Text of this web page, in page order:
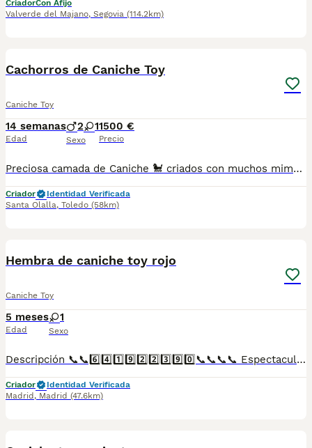
CriadorCon Afijo
Valverde del Majano, Segovia (114.2km)
Cachorros de Caniche Toy
Caniche Toy
14 semanas
Edad
2 1
Sexo
1500 €
Precio
Preciosa camada de Caniche 🐩 criados con muchos mimos y atenciones bajo supervisión de nuestros veterinarios. Se entregan con vacunación correspondiente a su edad desparasitados interna y externamente, chip ...ofrecemos asesoramiento para encontrar tu cachorro ideal. Se entregan a partir de los 2 meses de edad, contrato de compraventa con garantías viricas y congénitas. No dudes en pedir información o cita previa para visitarnos. Precio segun características del cachorro, color género tamaño...etc
Criador
Identidad Verificada
Santa Olalla, Toledo (58km)
Hembra de caniche toy rojo
Caniche Toy
5 meses
Edad
1
Sexo
Descripción 📞📞6️⃣4️⃣1️⃣9️⃣2️⃣2️⃣3️⃣9️⃣0️⃣📞📞📞📞 Espectaculares camadas de perritos de caniche toy nacionales descendientes de las mejores líneas de sangre. Disponibles tanto hembras como machos. Las camadas están bajo supervisión veterinaria desde su nacimiento hasta que son entregadas a su nueva familia. Criados por un equipo de profesionales y mejores personas que, con más de 20 años de experiencia , cuidan a los animales por vocación, aplicando una cría ética y responsable para que cada cachorro se desarrolle con la mejor salud y con un buen temperamento. Todos los cachorritos se entregan con unos dos meses y medio de edad y sus vacunas correspondientes, desparasitados interna y externamente, con certificado de salud, y garantía tanto por enfermedad vírica como congénito genética. Posibilidad de entregar en toda España mediante transporte propio preparado para animales y con chofer privado. Los precios pueden variar según las características y morfología de cada cachorro. Añádenos al whats app o llámanos, y encantados atenderemos todas tus dudas y consultas. Teléfono / Whats app: 641 92 23 90
Criador
Identidad Verificada
Madrid , Madrid (47.6km)